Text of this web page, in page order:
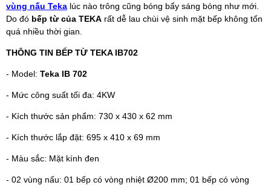
vùng nấu Teka lúc nào trông cũng bóng bẩy sáng bóng như mới.
Do đó bếp từ của TEKA rất dễ lau chùi vệ sinh mặt bếp không tốn
quá nhiều thời gian.
THÔNG TIN BẾP TỪ TEKA IB702
- Model: Teka IB 702
- Mức công suất tối đa: 4KW
- Kích thước sản phẩm: 730 x 430 x 62 mm
- Kích thước lắp đặt: 695 x 410 x 69 mm
- Màu sắc: Mặt kính đen
- 02 vùng nấu: 01 bếp có vòng nhiệt Ø200 mm; 01 bếp có vòng